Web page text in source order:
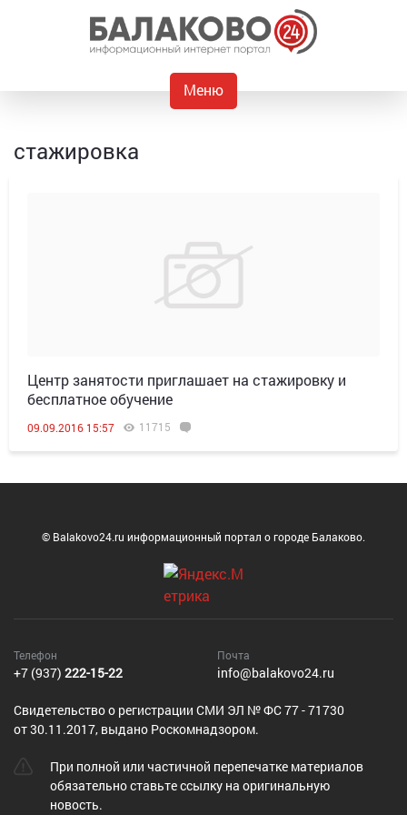
Меню
стажировка
Центр занятости приглашает на стажировку и
бесплатное обучение
09.09.2016 15:57 11715
© Balakovo24.ru информационный портал о городе Балаково.
Телефон
+7 (937) 222-15-22
Почта
info@balakovo24.ru
Cвидетельство о регистрации СМИ ЭЛ № ФС 77 - 71730
от 30.11.2017, выдано Роскомнадзором.
При полной или частичной перепечатке материалов
обязательно ставьте ссылку на оригинальную
новость.